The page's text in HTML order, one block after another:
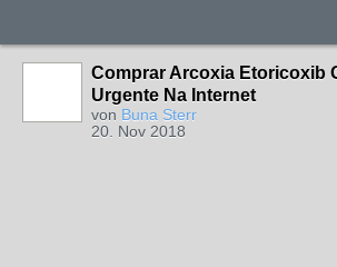
Comprar Arcoxia Etoricoxib
Urgente Na Internet
von Buna Sterr
20. Nov 2018